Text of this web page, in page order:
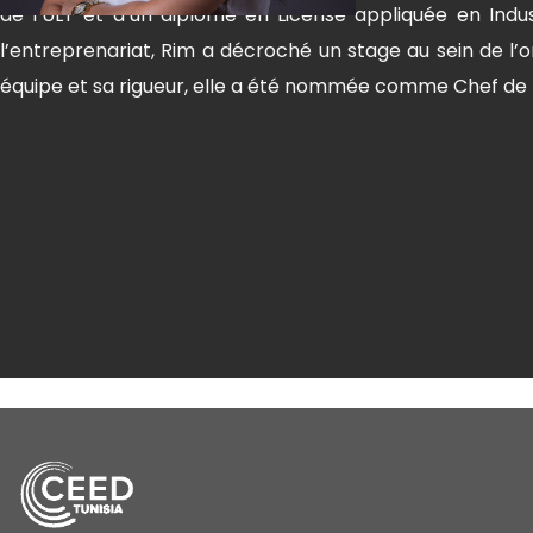
de l’ULT et d’un diplôme en License appliquée en
l’entreprenariat, Rim a décroché un stage au sein de
équipe et sa rigueur, elle a été nommée comme Chef de